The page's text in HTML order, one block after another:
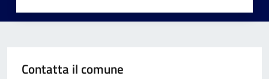
Contatta il comune